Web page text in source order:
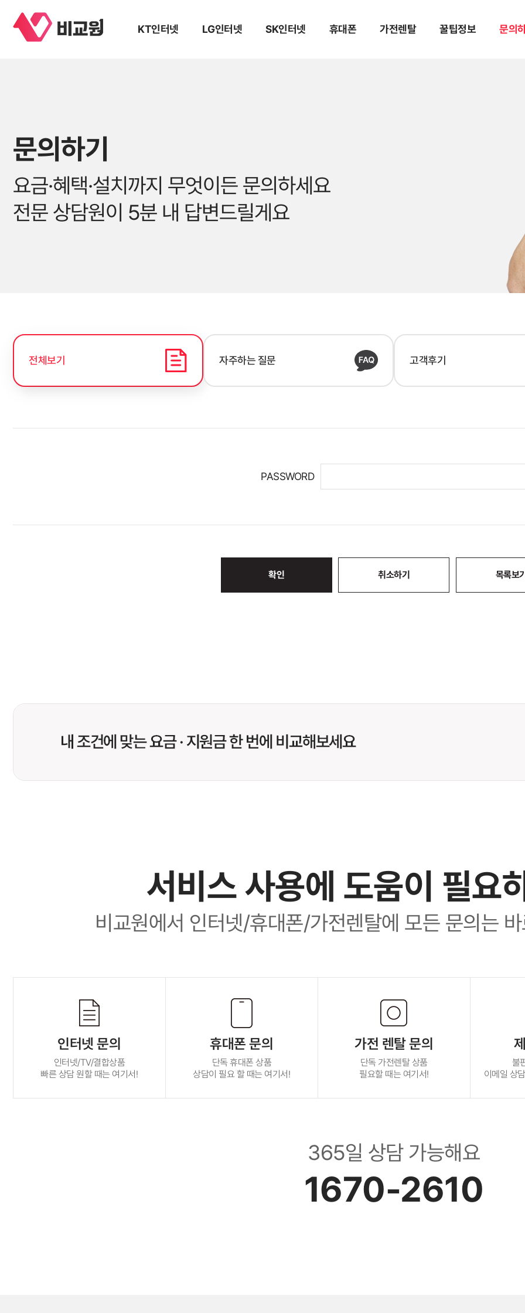
KT인터넷 LG인터넷 SK인터넷 휴대폰 가전렌탈 꿀팁정보 문의
문의하기
요금·혜택·설치까지 무엇이든 문의하세요
전문 상담원이 5분 내 답변드릴게요
전체보기 자주하는 질문 고객후기
PASSWORD
확인 취소하기 목록보
서비스 사용에 도움이 필요
비교원에서 인터넷/휴대폰/가전렌탈에 모든 문의는
인터넷 문의
인터넷/TV/결합상품
빠른 상담 원할 때는 여기서!
휴대폰 문의
단독 휴대폰 상품
상담이 필요 할 때는 여기서!
가전 렌탈 문의
단독 가전렌탈 상품
필요할 때는 여기서!
불
이메일 상
365일 상담 가능해요
1670-2610